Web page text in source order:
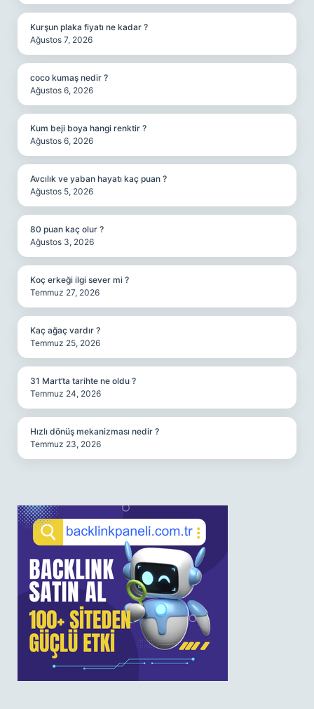
Kurşun plaka fiyatı ne kadar ?
Ağustos 7, 2026
coco kumaş nedir ?
Ağustos 6, 2026
Kum beji boya hangi renktir ?
Ağustos 6, 2026
Avcılık ve yaban hayatı kaç puan ?
Ağustos 5, 2026
80 puan kaç olur ?
Ağustos 3, 2026
Koç erkeği ilgi sever mi ?
Temmuz 27, 2026
Kaç ağaç vardır ?
Temmuz 25, 2026
31 Mart’ta tarihte ne oldu ?
Temmuz 24, 2026
Hızlı dönüş mekanizması nedir ?
Temmuz 23, 2026